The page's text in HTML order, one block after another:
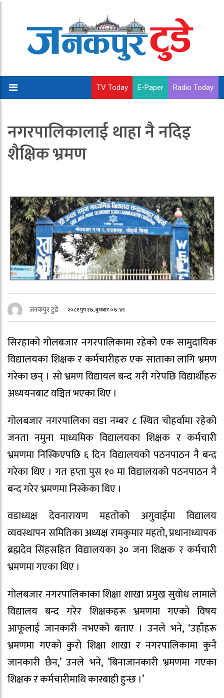
TV Today E-Paper Radio Today
नगरपालिकालाई थाहा नै नदिइ
शैक्षिक भ्रमण
जनकपुर टुडे २०८१ पुष १७, बुधबार ०७:४९
सिरहाको गोलबजार नगरपालिकामा रहेको एक सामुदायिक
विद्यालयका शिक्षक र कर्मचारीहरु एक साताका लागि भ्रमण
गरेका छन् । सो भ्रमण विद्यायल बन्द गरी गरेपछि विद्यार्थीहरु
अध्ययनबाट वञ्चित भएका थिए ।
गोलबजार नगरपालिका वडा नम्बर ८ स्थित चोहर्वामा रहेको
जनता नमुना माध्यमिक विद्यालयका शिक्षक र कर्मचारी
भ्रमणमा निस्किएपछि ६ दिन विद्यालयको पठनपाठन नै बन्द
गरेका थिए । गत हप्ता पुस १० मा विद्यालयको पठनपाठन नै
बन्द गरेर भ्रमणमा निस्केका थिए ।
वडाध्यक्ष देवनारायण महतोको अगुवाईमा विद्यालय
व्यवस्थापन समितिका अध्यक्ष रामकुमार महतो, प्रधानाध्यापक
ब्रह्मदेव सिंहसहित विद्यालयका ३० जना शिक्षक र कर्मचारी
भ्रमणमा गएका थिए ।
गोलबजार नगरपालिकाका शिक्षा शाखा प्रमुख सुवोध लामाले
विद्यालय बन्द गरेर शिक्षकहरू भ्रमणमा गएको विषय
आफूलाई जानकारी नभएको बताए । उनले भने, ‘उहाँहरू
भ्रमणमा गएको कुरो शिक्षा शाखा र नगरपालिकामा कुनै
जानकारी छैन,’ उनले भने, ’बिनाजानकारी भ्रमणमा गएका
शिक्षक र कर्मचारीमाथि कारबाही हुन्छ ।’